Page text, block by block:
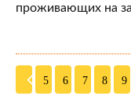
проживающих на
5 6 7 8 9